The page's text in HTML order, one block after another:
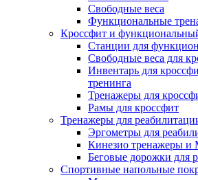
Свободные веса
Функциональные
Кроссфит и
Станции для
Свободные веса для
Инвентарь для
тренинга
Тренажеры для
Рамы для кроссфит
Тренажеры для
Эргометры для
Кинезио тренажеры
Беговые дорожки для
Спортивные напольные